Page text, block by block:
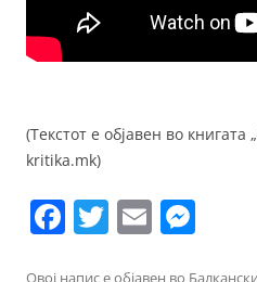
(Текстот е објавен во
kritika.mk)
F T E
Овој напис е објавен во